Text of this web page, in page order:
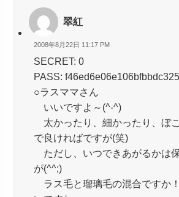
翠紅
2008年8月22日 11:17 PM
SECRET: 0
PASS:
○ラスママさん
いいですよ～(^-^)
太かったり、細かったり、ぼ
で良ければですが(笑)
ただし、いつできあがるかは
が(^^;)
ラス毛と瑠璃毛の混合ですか